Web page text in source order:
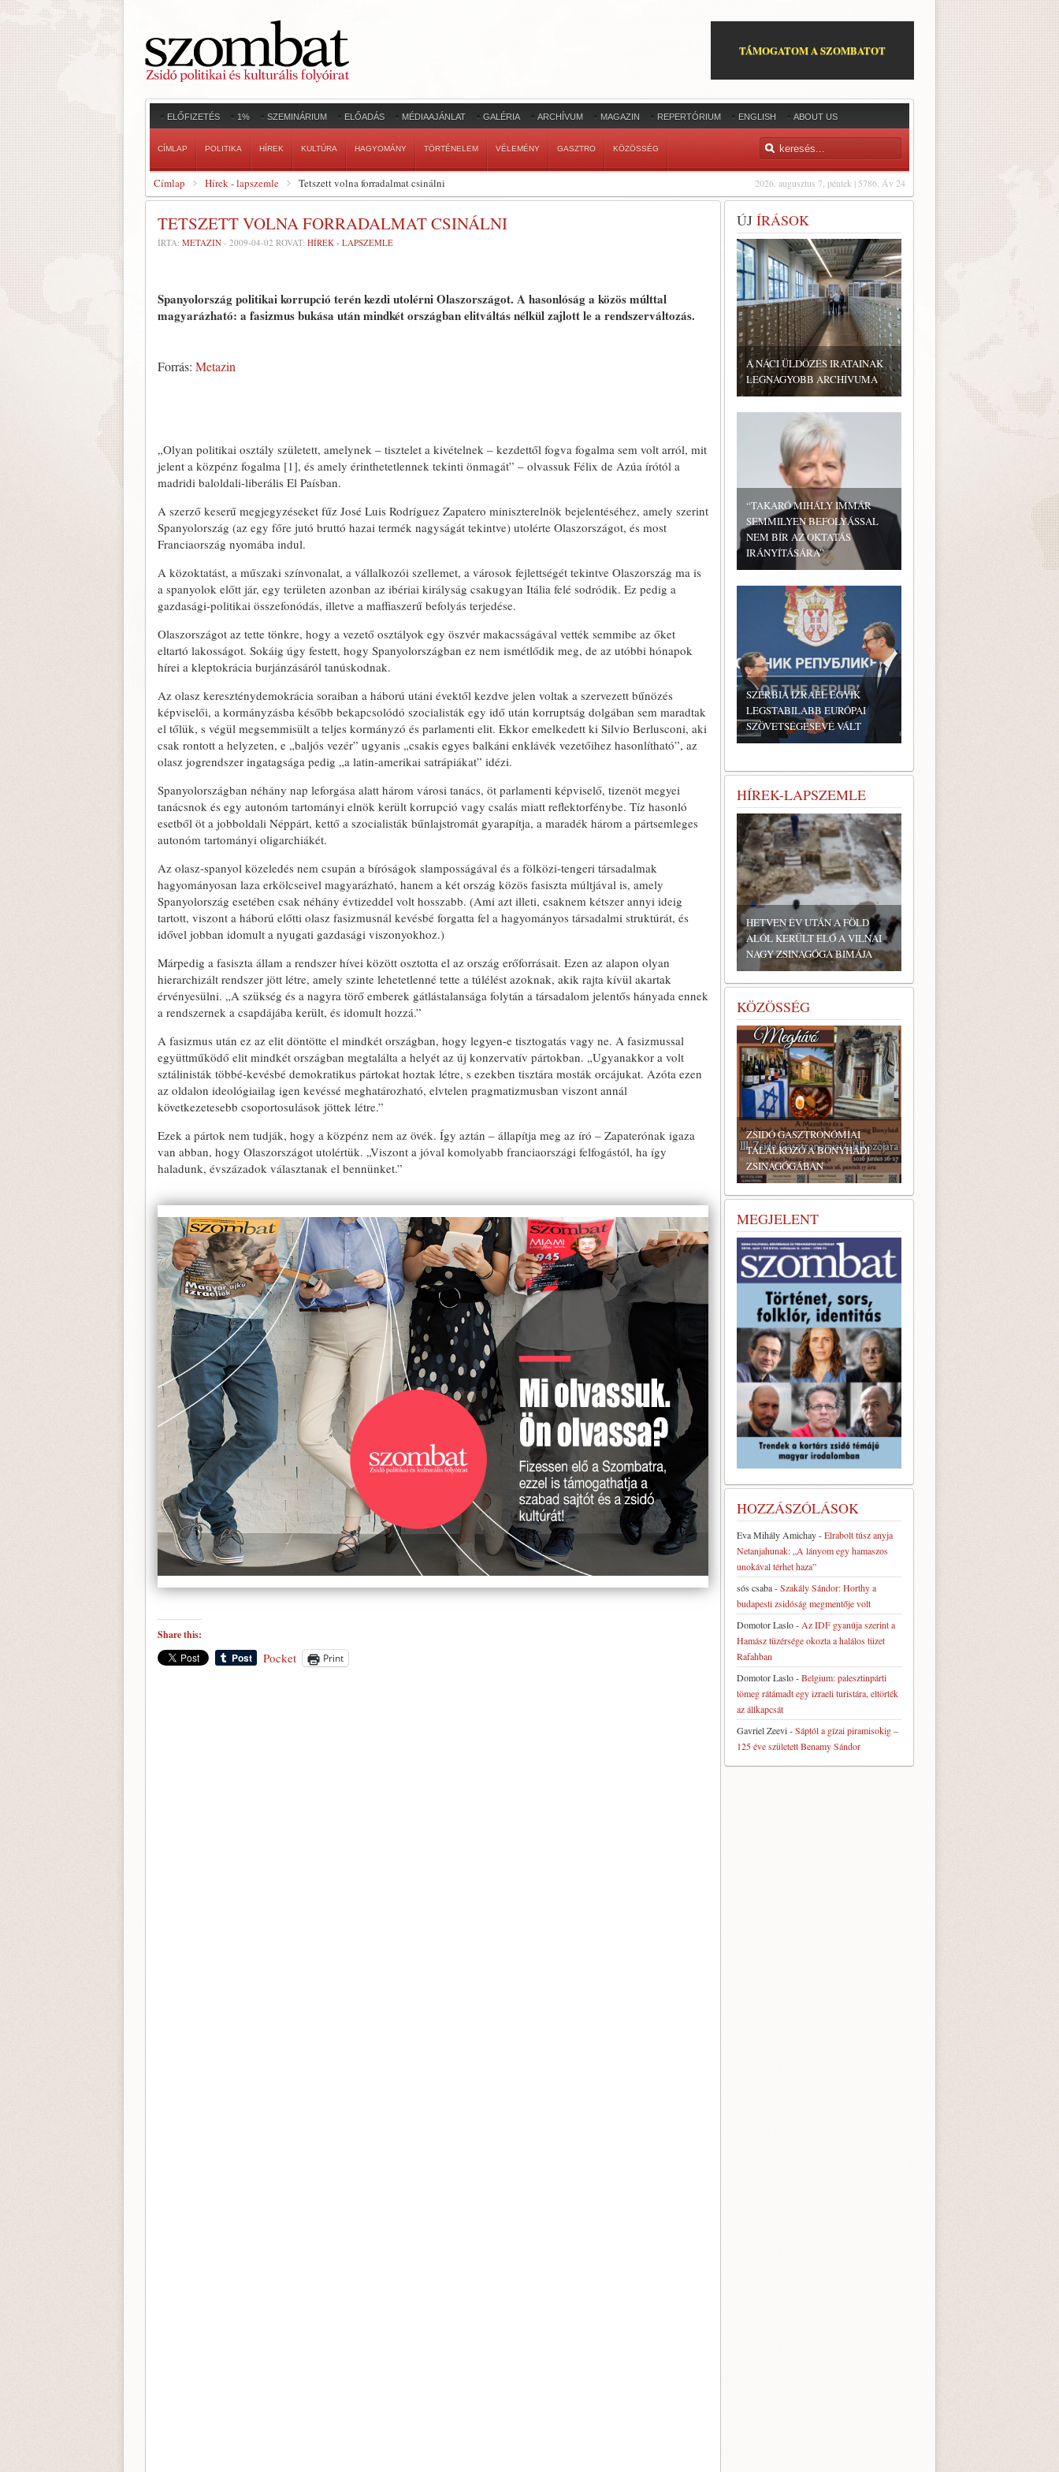
TÁMOGATOM A SZOMBATOT
ELŐFIZETÉS 1% SZEMINÁRIUM ELŐADÁS MÉDIAAJÁNLAT GALÉRIA ARCHÍVUM MAGAZIN REPERTÓRIUM ENGLISH ABOUT US
CÍMLAP POLITIKA HÍREK KULTÚRA HAGYOMÁNY TÖRTÉNELEM VÉLEMÉNY GASZTRO KÖZÖSSÉG
2026. augusztus 7, péntek | 5786. Áv 24
Címlap Hírek - lapszemle Tetszett volna forradalmat csinálni
TETSZETT VOLNA FORRADALMAT CSINÁLNI
ÍRTA: METAZIN - 2009-04-02 ROVAT: HÍREK - LAPSZEMLE
Spanyolország politikai korrupció terén kezdi utolérni Olaszországot. A hasonlóság a közös múlttal
magyarázható: a fasizmus bukása után mindkét országban elitváltás nélkül zajlott le a rendszerváltozás.
Forrás: Metazin
„Olyan politikai osztály született, amelynek – tisztelet a kivételnek – kezdettől fogva fogalma sem volt arról, mit
jelent a közpénz fogalma [1], és amely érinthetetlennek tekinti önmagát” – olvassuk Félix de Azúa írótól a
madridi baloldali-liberális El Paísban.
A szerző keserű megjegyzéseket fűz José Luis Rodríguez Zapatero miniszterelnök bejelentéséhez, amely szerint
Spanyolország (az egy főre jutó bruttó hazai termék nagyságát tekintve) utolérte Olaszországot, és most
Franciaország nyomába indul.
A közoktatást, a műszaki színvonalat, a vállalkozói szellemet, a városok fejlettségét tekintve Olaszország ma is
a spanyolok előtt jár, egy területen azonban az ibériai királyság csakugyan Itália felé sodródik. Ez pedig a
gazdasági-politikai összefonódás, illetve a maffiaszerű befolyás terjedése.
Olaszországot az tette tönkre, hogy a vezető osztályok egy öszvér makacsságával vették semmibe az őket
eltartó lakosságot. Sokáig úgy festett, hogy Spanyolországban ez nem ismétlődik meg, de az utóbbi hónapok
hírei a kleptokrácia burjánzásáról tanúskodnak.
Az olasz kereszténydemokrácia soraiban a háború utáni évektől kezdve jelen voltak a szervezett bűnözés
képviselői, a kormányzásba később bekapcsolódó szocialisták egy idő után korruptság dolgában sem maradtak
el tőlük, s végül megsemmisült a teljes kormányzó és parlamenti elit. Ekkor emelkedett ki Silvio Berlusconi, aki
csak rontott a helyzeten, e „baljós vezér” ugyanis „csakis egyes balkáni enklávék vezetőihez hasonlítható”, az
olasz jogrendszer ingatagsága pedig „a latin-amerikai satrápiákat” idézi.
Spanyolországban néhány nap leforgása alatt három városi tanács, öt parlamenti képviselő, tizenöt megyei
tanácsnok és egy autonóm tartományi elnök került korrupció vagy csalás miatt reflektorfénybe. Tíz hasonló
esetből öt a jobboldali Néppárt, kettő a szocialisták bűnlajstromát gyarapítja, a maradék három a pártsemleges
autonóm tartományi oligarchiákét.
Az olasz-spanyol közeledés nem csupán a bíróságok slamposságával és a fölközi-tengeri társadalmak
hagyományosan laza erkölcseivel magyarázható, hanem a két ország közös fasiszta múltjával is, amely
Spanyolország esetében csak néhány évtizeddel volt hosszabb. (Ami azt illeti, csaknem kétszer annyi ideig
tartott, viszont a háború előtti olasz fasizmusnál kevésbé forgatta fel a hagyományos társadalmi struktúrát, és
idővel jobban idomult a nyugati gazdasági viszonyokhoz.)
Márpedig a fasiszta állam a rendszer hívei között osztotta el az ország erőforrásait. Ezen az alapon olyan
hierarchizált rendszer jött létre, amely szinte lehetetlenné tette a túlélést azoknak, akik rajta kívül akartak
érvényesülni. „A szükség és a nagyra törő emberek gátlástalansága folytán a társadalom jelentős hányada ennek
a rendszernek a csapdájába került, és idomult hozzá.”
A fasizmus után ez az elit döntötte el mindkét országban, hogy legyen-e tisztogatás vagy ne. A fasizmussal
együttműködő elit mindkét országban megtalálta a helyét az új konzervatív pártokban. „Ugyanakkor a volt
sztálinisták többé-kevésbé demokratikus pártokat hoztak létre, s ezekben tisztára mosták orcájukat. Azóta ezen
az oldalon ideológiailag igen kevéssé meghatározható, elvtelen pragmatizmusban viszont annál
következetesebb csoportosulások jöttek létre.”
Ezek a pártok nem tudják, hogy a közpénz nem az övék. Így aztán – állapítja meg az író – Zapaterónak igaza
van abban, hogy Olaszországot utolértük. „Viszont a jóval komolyabb franciaországi felfogástól, ha így
haladunk, évszázadok választanak el bennünket.”
Share this:
Pocket Print
ÚJ ÍRÁSOK
A NÁCI ÜLDÖZÉS IRATAINAK
LEGNAGYOBB ARCHÍVUMA
“TAKARÓ MIHÁLY IMMÁR
SEMMILYEN BEFOLYÁSSAL
NEM BÍR AZ OKTATÁS
IRÁNYÍTÁSÁRA”
SZERBIA IZRAEL EGYIK
LEGSTABILABB EURÓPAI
SZÖVETSÉGESÉVÉ VÁLT
HÍREK-LAPSZEMLE
HETVEN ÉV UTÁN A FÖLD
ALÓL KERÜLT ELŐ A VILNAI
NAGY ZSINAGÓGA BIMÁJA
KÖZÖSSÉG
ZSIDÓ GASZTRONÓMIAI
TALÁLKOZÓ A BONYHÁDI
A BUDAPEST PRIDE
FESZTIVÁL KERETÉBEN
ISMÉT LMBTQ-SZOLIDARITÁSI
ISTENTISZTELETRE KERÜL
SOR
MEGJELENT
HOZZÁSZÓLÁSOK
Eva Mihály Amichay-Elrabolt túsz anyja
Netanjahunak: „A lányom egy hamaszos
unokával térhet haza”
sós csaba-Szakály Sándor: Horthy a
budapesti zsidóság megmentője volt
Domotor Laslo- Az IDF gyanúja szerint a
Hamász tüzérsége okozta a halálos tüzet
Rafahban
Domotor Laslo-Belgium: palesztinpárti
tömeg rátámadt egy izraeli turistára, eltörték
az állkapcsát
Gavriel Zeevi-Sáptól a gízai piramisokig –
125 éve született Benamy Sándor